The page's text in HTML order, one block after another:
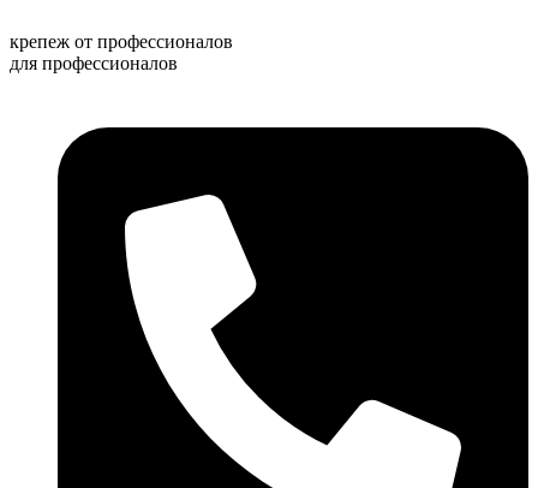
к
содержимому
крепеж от профессионалов
для профессионалов